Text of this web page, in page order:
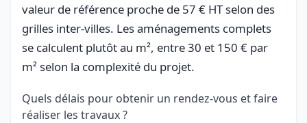
valeur de référence proche de 57 € HT selon des
grilles inter-villes. Les aménagements complets
se calculent plutôt au m², entre 30 et 150 € par
m² selon la complexité du projet.
Quels délais pour obtenir un rendez-vous et faire
réaliser les travaux ?